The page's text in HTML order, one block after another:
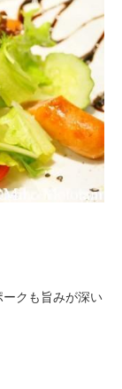
クも旨みが深い